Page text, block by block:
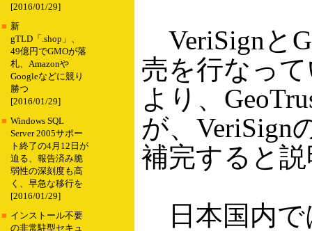
[2016/01/29]
■ 新
gTLD「.shop」、
49億円でGMOが落
札、Amazonや
Googleなどに競り
勝つ
[2016/01/29]
■ Windows SQL
Server 2005サポー
ト終了の4月12日が
迫る、報告済み脆
弱性の深刻度も高
く、早急な移行を
[2016/01/29]
■ インストール不要
の非常駐型セキュ
VeriSignと
売を行なっ
より、
が、VeriSign
補完すると
日本国内で